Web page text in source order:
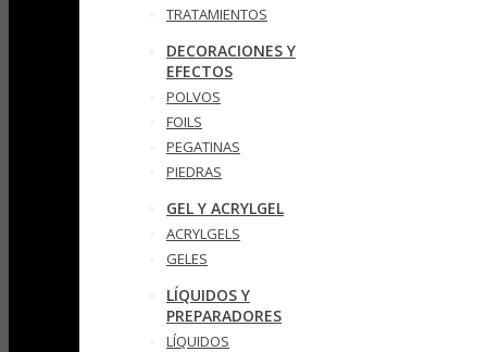
TRATAMIENTOS
DECORACIONES Y
EFECTOS
POLVOS
FOILS
PEGATINAS
PIEDRAS
GEL Y ACRYLGEL
ACRYLGELS
GELES
LÍQUIDOS Y
PREPARADORES
LÍQUIDOS